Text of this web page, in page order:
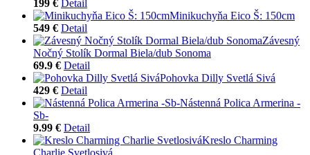
199 € Detail
Minikuchyňa Eico Š: 150cm
549 € Detail
Závesný
Nočný Stolík Dormal Biela/dub Sonoma
69.9 € Detail
Pohovka Dilly Svetlá Sivá
429 € Detail
Nástenná Polica Armerina -
Sb-
9.99 € Detail
Kreslo Charming
Charlie Svetlosivá